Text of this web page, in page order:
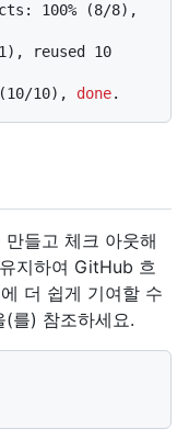
reused 10
10), done.
들고 체크 아웃해
지하여 GitHub 흐
더 쉽게 기여할 수
(를) 참조하세요.